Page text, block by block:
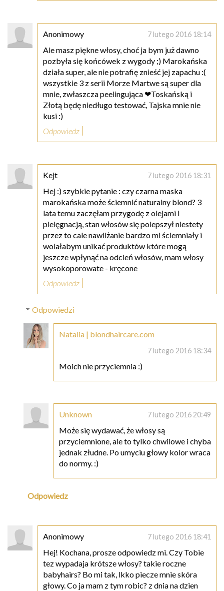
Anonimowy 7 lutego 2016 18:14
Ale masz piękne włosy, choć ja bym już dawno
pozbyła się końcówek z wygody ;) Marokańska
działa super, ale nie potrafię znieść jej zapachu :(
wszystkie 3 z serii Morze Martwe są super dla
mnie, zwłaszcza peelingująca ❤Toskańską i
Złotą będę niedługo testować, Tajska mnie nie
kusi :)
Odpowiedz
Kejt 7 lutego 2016 18:31
Hej :) szybkie pytanie : czy czarna maska
marokańska może ściemnić naturalny blond? 3
lata temu zaczęłam przygodę z olejami i
pielęgnacją, stan włosów się polepszył niestety
przez to cale nawilżanie bardzo mi ściemniały i
wolałabym unikać produktów które mogą
jeszcze wpłynąć na odcień włosów, mam włosy
wysokoporowate - kręcone
Odpowiedz
Odpowiedzi
Natalia | blondhaircare.com
7 lutego 2016 18:34
Moich nie przyciemnia :)
Unknown 7 lutego 2016 20:49
Może się wydawać, że włosy są
przyciemnione, ale to tylko chwilowe i chyba
jednak złudne. Po umyciu głowy kolor wraca
do normy. :)
Odpowiedz
Anonimowy 7 lutego 2016 18:41
Hej! Kochana, prosze odpowiedz mi. Czy Tobie
tez wypadaja krótsze włosy? takie roczne
babyhairs? Bo mi tak, lkko piecze mnie skóra
głowy. Co ja mam z tym robic? z dnia na dzien